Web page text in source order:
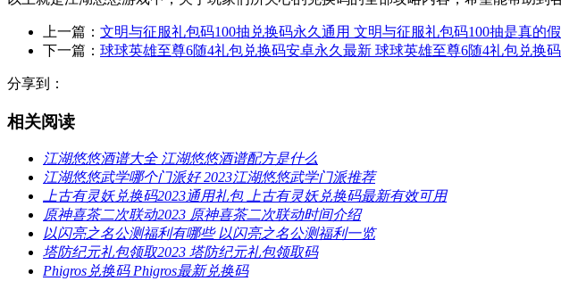
上一篇： 文明与征服礼包码100抽兑换码永久通用 文明与征服礼包码100抽是真的
下一篇： 球球英雄至尊6随4礼包兑换码安卓永久最新 球球英雄至尊6随4礼包兑换码
分享到：
相关阅读
江湖悠悠酒谱大全 江湖悠悠酒谱配方是什么
江湖悠悠武学哪个门派好 2023江湖悠悠武学门派推荐
上古有灵妖兑换码2023通用礼包 上古有灵妖兑换码最新有效可用
原神喜茶二次联动2023 原神喜茶二次联动时间介绍
以闪亮之名公测福利有哪些 以闪亮之名公测福利一览
塔防纪元礼包领取2023 塔防纪元礼包领取码
Phigros兑换码 Phigros最新兑换码